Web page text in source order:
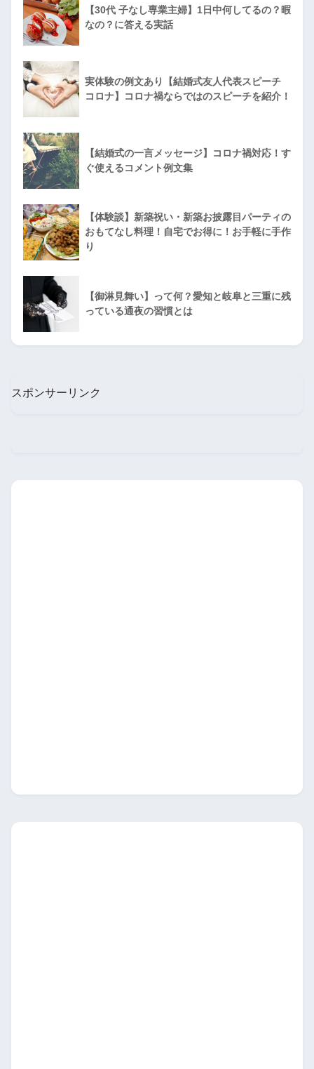
【30代 子なし専業主婦】1日中何してるの？暇
なの？に答える実話
実体験の例文あり【結婚式友人代表スピーチ
コロナ】コロナ禍ならではのスピーチを紹介！
【結婚式の一言メッセージ】コロナ禍対応！す
ぐ使えるコメント例文集
【体験談】新築祝い・新築お披露目パーティの
おもてなし料理！自宅でお得に！お手軽に手作
り
【御淋見舞い】って何？愛知と岐阜と三重に残
っている通夜の習慣とは
スポンサーリンク